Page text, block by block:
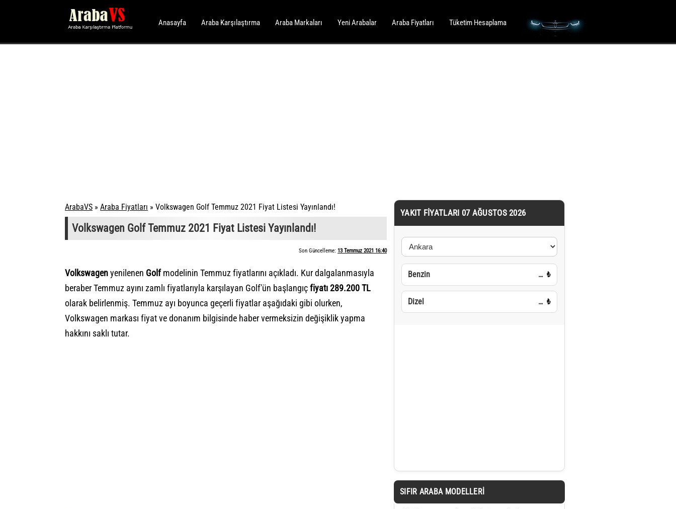
Anasayfa Araba Karşılaştırma Araba Markaları Yeni Arabalar Araba Fiyatları Tüketim Hesaplama
ArabaVS » Araba Fiyatları » Volkswagen Golf Temmuz 2021 Fiyat Listesi Yayınlandı!
Volkswagen Golf Temmuz 2021 Fiyat Listesi Yayınlandı!
Son Güncelleme: 13 Temmuz 2021 16:40
Volkswagenyenilenen Golfmodelinin Temmuz fiyatlarını açıkladı. Kur dalgalanmasıyla
beraber Temmuz ayını zamlı fiyatlarıyla karşılayan Golf'ün başlangıçfiyatı 289.200 TL
olarak belirlenmiş. Temmuz ayı boyunca geçerli fiyatlar aşağıdaki gibi olurken,
Volkswagen markası fiyat ve donanım bilgisinde haber vermeksizin değişiklik yapma
hakkını saklı tutar.
YAKIT FIYATLARI 07 AĞUSTOS 2026
Benzin … ₺
Dizel … ₺
SIFIR ARABA MODELLERI